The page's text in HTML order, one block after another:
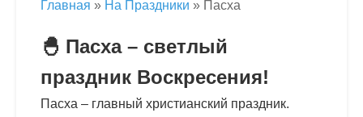
Главная » На Праздники » Пасха
🐣 Пасха – светлый
праздник Воскресения!
Пасха – главный христианский праздник.